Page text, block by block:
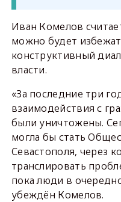
Иван Комелов
можно будет
конструктивный
власти.
«За последние три
взаимодействия с
были уничтожены.
могла бы стать
Севастополя, через
транслировать
пока люди в
убеждён Комелов.